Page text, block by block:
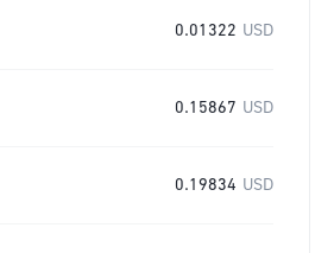
0.01322 USD
0.15867 USD
0.19834 USD